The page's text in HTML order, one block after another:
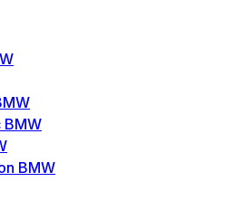
BMW
BMW